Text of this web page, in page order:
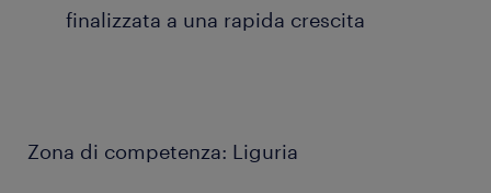
finalizzata a una rapida crescita
Zona di competenza: Liguria